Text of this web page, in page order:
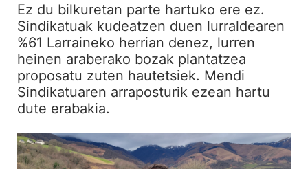
Ez du bilkuretan parte hartuko ere ez.
Sindikatuak kudeatzen duen lurraldearen
%61 Larraineko herrian denez, lurren
heinen araberako bozak plantatzea
proposatu zuten hautetsiek. Mendi
Sindikatuaren arraposturik ezean hartu
dute erabakia.